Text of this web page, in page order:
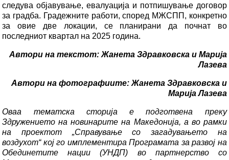
следува објавување, евалуација и потпишување договор
за градба. Градежните работи, според МЖСПП, конкретно
за овие две локации, се планирани да почнат во
последниот квартал на 2025 година.
Автори на текстот: Жанета Здравковска и Марија
Лазева
Автори на фотографиите: Жанета Здравковска и
Марија Лазева
Оваа тематска сторија е подготвена преку
Здружението на новинарите на Македонија, а во рамки
на проектот „Справување со загадувањето на
воздухот“ кој го имплементира Програмата за развој на
Обединетите нации (УНДП) во партнерство со